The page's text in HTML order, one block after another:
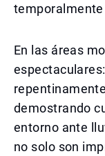
En las áreas
demostrando
entorno ante
no solo son